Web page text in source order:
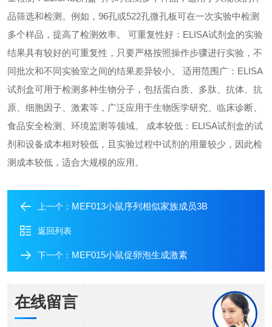
品筛选和检测。例如，96孔或522孔微孔板可在一次实验中检测
多个样品，提高了检测效率。 可重复性好：ELISA试剂盒的实验
结果具有较好的可重复性，只要严格按照操作步骤进行实验，不
同批次和不同实验室之间的结果差异较小。 适用范围广：ELISA
试剂盒可用于检测多种生物分子，包括蛋白质、多肽、抗体、抗
原、细胞因子、激素等，广泛应用于生物医学研究、临床诊断、
食品安全检测、环境监测等领域。 成本较低：ELISA试剂盒的试
剂和设备成本相对较低，且实验过程中试剂的用量较少，因此检
测成本较低，适合大规模的应用。
上一个： MEF013小鼠序列相似家族成员3B
返回列表
下一个： MEF015小鼠促卵泡生成激素
在线留言